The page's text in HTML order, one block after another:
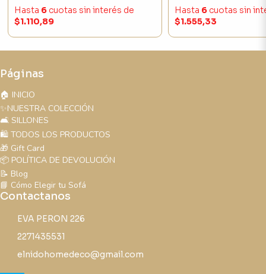
Hasta 6cuotas sin interés de
$1.110,89
Hasta 6 cuotas sin
$1.555,33
Páginas
🏠 INICIO
✨NUESTRA COLECCIÓN
🛋️ SILLONES
🛍️ TODOS LOS PRODUCTOS
🎁 Gift Card
📦 POLÍTICA DE DEVOLUCIÓN
📝 Blog
📘 Cómo Elegir tu Sofá
Contactanos
EVA PERON 226
2271435531
elnidohomedeco@gmail.com